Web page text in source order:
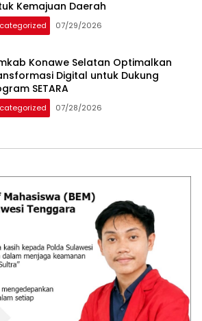
Kemajuan Daerah
07/29/2026
Konawe Selatan Optimalkan
Digital untuk Dukung
SETARA
07/28/2026